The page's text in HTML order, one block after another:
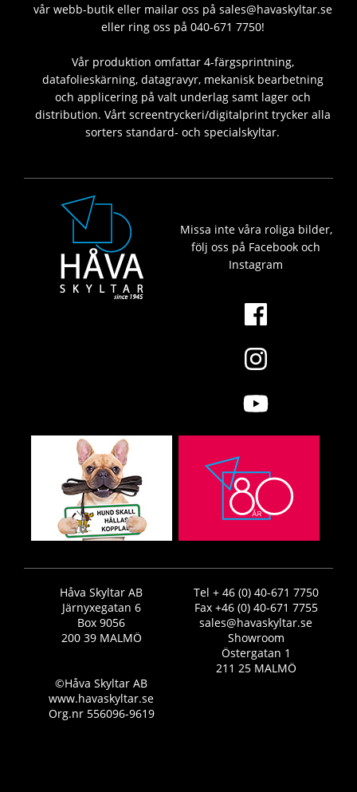
vår webb-butik eller mailar oss på sales@havaskyltar.se
eller ring oss på 040-671 7750!
Vår produktion omfattar 4-färgsprintning,
datafolieskärning, datagravyr, mekanisk bearbetning
och applicering på valt underlag samt lager och
distribution. Vårt screentryckeri/digitalprint trycker alla
sorters standard- och specialskyltar.
Missa inte våra roliga bilder,
följ oss på Facebook och
Instagram
Håva Skyltar AB
Järnyxegatan 6
Box 9056
200 39 MALMÖ
Tel + 46 (0) 40-671 7750
Fax +46 (0) 40-671 7755
sales@havaskyltar.se
Showroom
Östergatan 1
211 25 MALMÖ
©Håva Skyltar AB
www.havaskyltar.se
Org.nr 556096-9619